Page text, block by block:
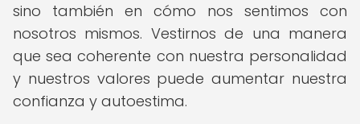
sino también en cómo nos sentimos con
nosotros mismos. Vestirnos de una manera
que sea coherente con nuestra personalidad
y nuestros valores puede aumentar nuestra
confianza y autoestima.